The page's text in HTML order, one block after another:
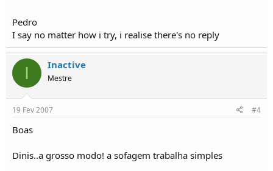
Pedro
I say no matter how i try, i realise there's no reply
I Inactive
Mestre
19 Fev 2007 #4
Boas
Dinis..a grosso modo! a sofagem trabalha simples